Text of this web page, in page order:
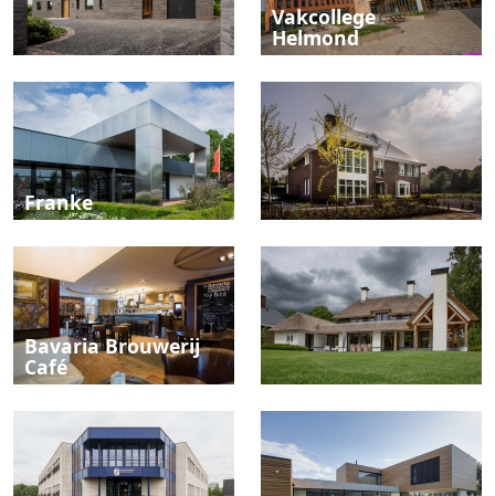
Vakcollege
Helmond
Franke
Bavaria Brouwerij
Café